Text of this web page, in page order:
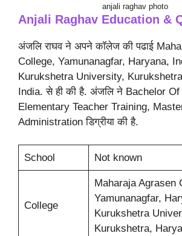
anjali raghav photo
Anjali Raghav Education &
अंजलि राघव ने अपने कॉलेज की पढाई
College, Yamunanagfar, Haryana,
Kurukshetra University,
India. से ही की है. अंजलि ने Bachelor
Elementary Teacher Training,
Administration डिग्रीया की है.
School Not known
College
Maharaja Agrasen
Yamunanagfar,
Kurukshetra
Kurukshetra,